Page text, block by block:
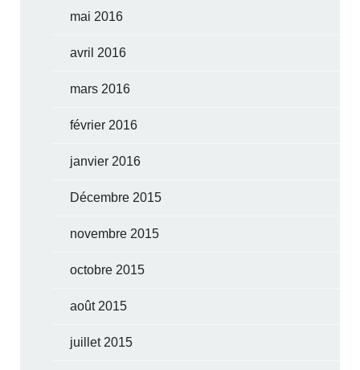
mai 2016
avril 2016
mars 2016
février 2016
janvier 2016
Décembre 2015
novembre 2015
octobre 2015
août 2015
juillet 2015